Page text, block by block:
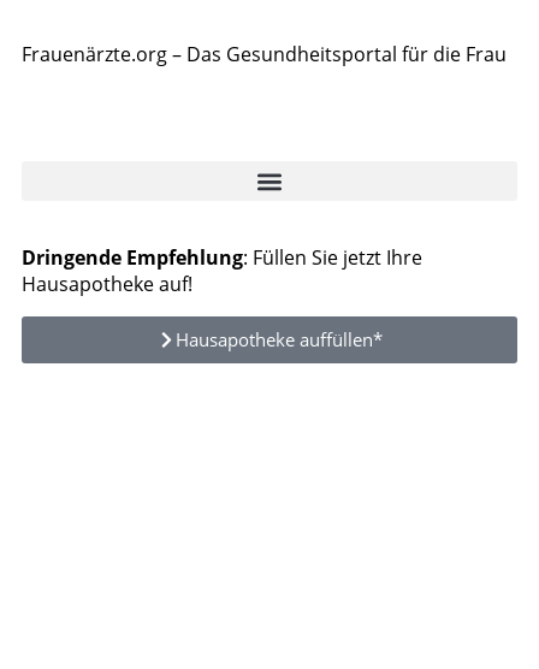
Frauenärzte.org – Das Gesundheitsportal für die Frau
Dringende Empfehlung: Füllen Sie jetzt Ihre
Hausapotheke auf!
Hausapotheke auffüllen*